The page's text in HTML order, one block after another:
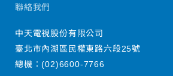
聯絡我們
中天電視股份有限公司
臺北市內湖區民權東路六段25號
總機：(02)6600-7766